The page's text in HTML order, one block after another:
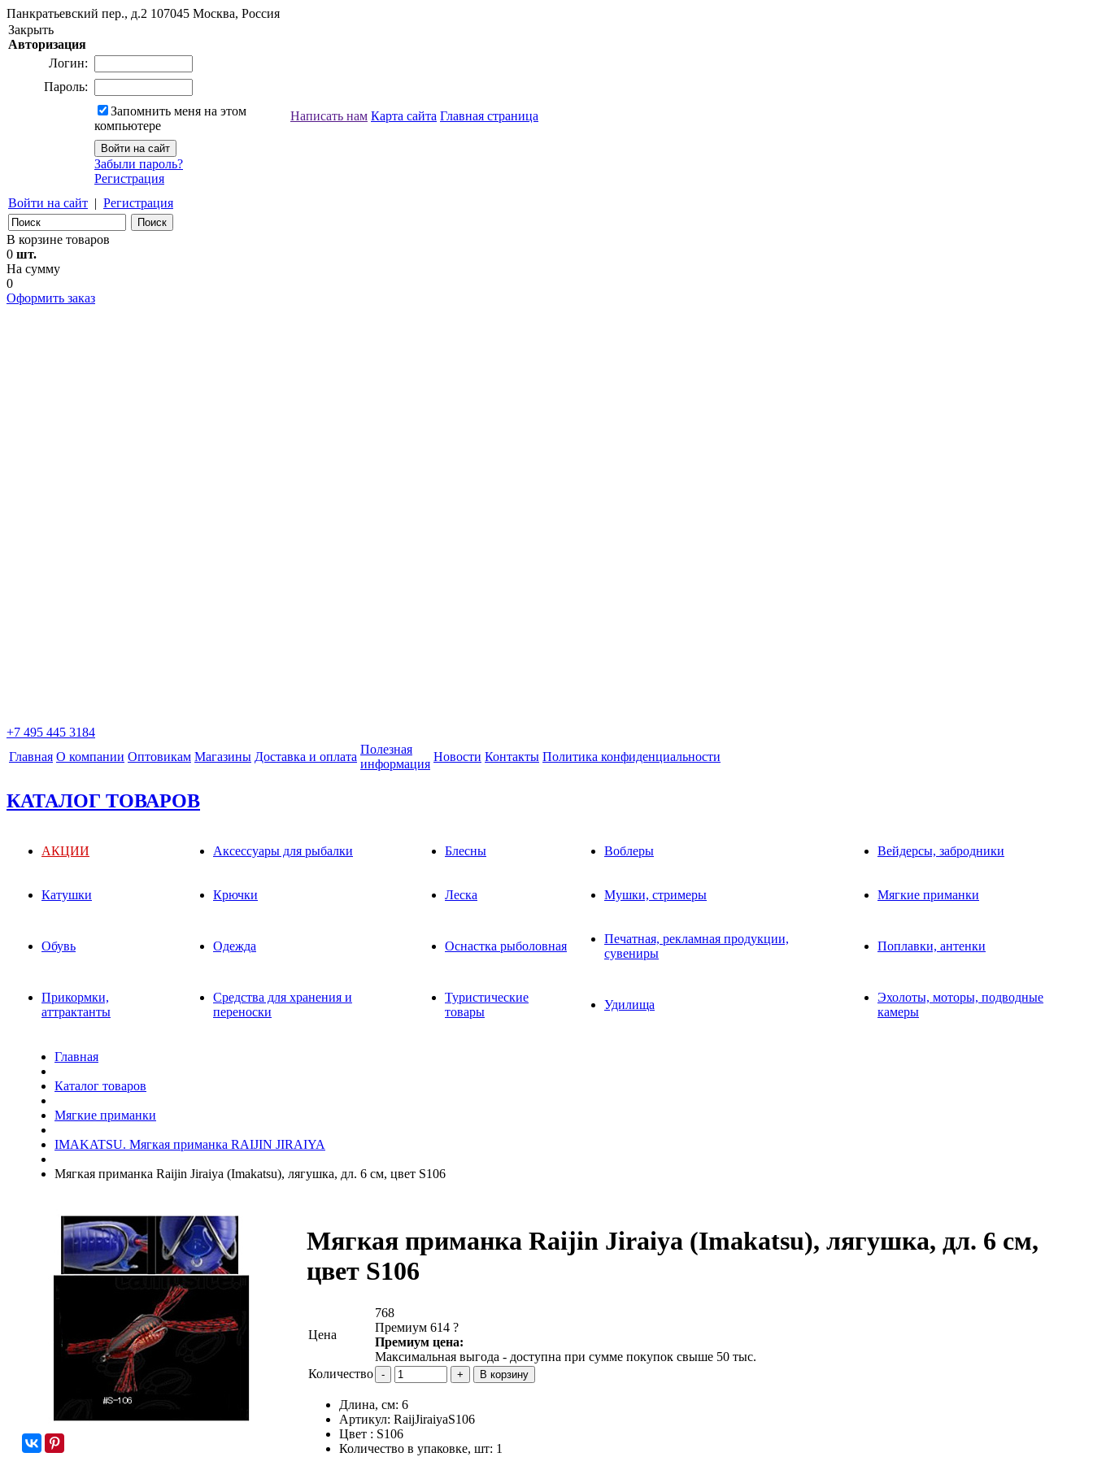
Панкратьевский пер., д.2 107045 Москва, Россия
Закрыть
Авторизация
Логин:
Пароль:
Запомнить меня на этом
компьютере
Забыли пароль?
Регистрация
Войти на сайт | Регистрация
Написать нам Карта сайта Главная страница
В корзине товаров
0 шт.
На сумму
0
Оформить заказ
+7 495 445 3184
Главная О компании Оптовикам Магазины Доставка и оплата
Полезная
информация
Новости Контакты Политика конфиденциальности
КАТАЛОГ ТОВАРОВ
АКЦИИ Аксессуары для рыбалки Блесны Воблеры Вейдерсы, забродники
Катушки Крючки Леска Мушки, стримеры Мягкие приманки
Обувь Одежда Оснастка рыболовная
Печатная, рекламная продукции,
сувениры
Поплавки, антенки
Прикормки,
аттрактанты
Средства для хранения и
переноски
Туристические
товары
Удилища
Эхолоты, моторы, подводные
камеры
Главная
Каталог товаров
Мягкие приманки
IMAKATSU. Мягкая приманка RAIJIN JIRAIYA
Мягкая приманка Raijin Jiraiya (Imakatsu), лягушка, дл. 6 см, цвет S106
Мягкая приманка Raijin Jiraiya (Imakatsu), лягушка, дл. 6 см,
цвет S106
Цена
768
Премиум 614 ?
Премиум цена:
Максимальная выгода - доступна при сумме покупок свыше 50 тыс.
Количество
Длина, см: 6
Артикул: RaijJiraiyaS106
Цвет : S106
Количество в упаковке, шт: 1